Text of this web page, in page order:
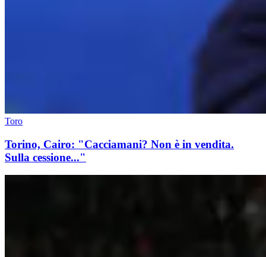
Toro
Torino, Cairo: "Cacciamani? Non è in vendita.
Sulla cessione..."